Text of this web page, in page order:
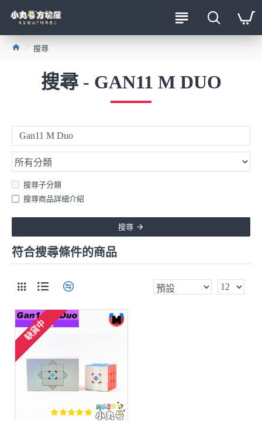
搜尋
搜尋 - GAN11 M DUO
搜尋子分類
搜尋商品詳細介紹
搜尋
符合搜尋條件的商品
缺貨中